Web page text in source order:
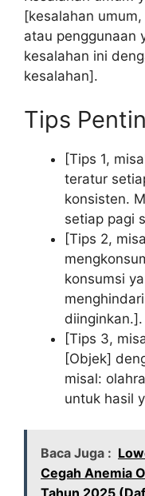
[kesalahan
atau penggunaan
kesalahan ini
kesalahan].
Tips
[Tips 1,
teratur
konsisten.
setiap pagi
[Tips 2,
konsumsi
diinginkan.].
[Tips 3,
[Objek]
misal:
untuk hasil
Baca Juga :
Cegah Anemia
Tahun 2025